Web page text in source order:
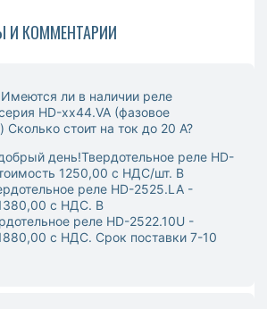
И КОММЕНТАРИИ
Имеются ли в наличии реле
HD-хх44.VA (фазовое
Сколько стоит на ток до 20 A?
день!Твердотельное реле HD-
1250,00 с НДС/шт. В
реле HD-2525.LA -
с НДС. В
реле HD-2522.10U -
с НДС. Срок поставки 7-10